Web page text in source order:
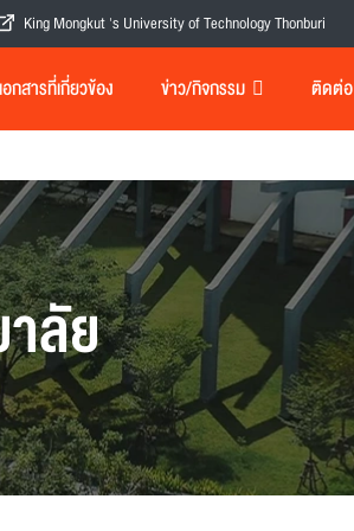
King Mongkut 's University of Technology Thonburi
กสารที่เกี่ยวข้อง ข่าว/กิจกรรม ติดต่อ
ลัย